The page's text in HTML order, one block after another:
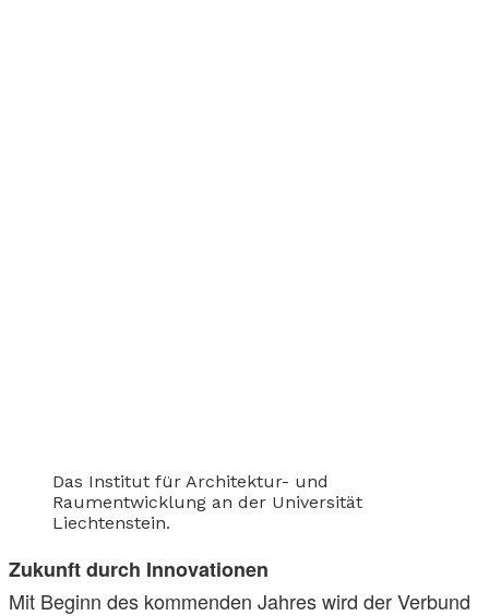
Das Institut für Architektur- und
Raumentwicklung an der Universität
Liechtenstein.
Zukunft durch Innovationen
Mit Beginn des kommenden Jahres wird der Verbund